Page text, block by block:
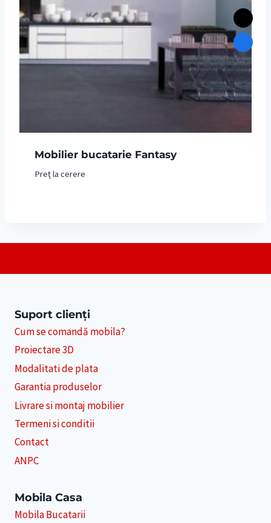
Mobilier bucatarie Fantasy
Preț la cerere
Suport clienți
Cum se comandă mobila?
Proiectare 3D
Modalitati de plata
Garantia produselor
Livrare si montaj mobilier
Termeni si conditii
Contact
ANPC
Mobila Casa
Mobila Bucatarii